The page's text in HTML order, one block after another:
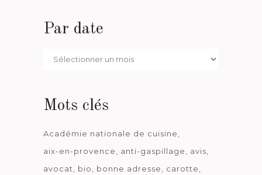
Par date
Par
Mots clés
Académie nationale de cuisine
aix-en-provence
anti-gaspillage
avis
avocat
bio bonne adresse
carotte